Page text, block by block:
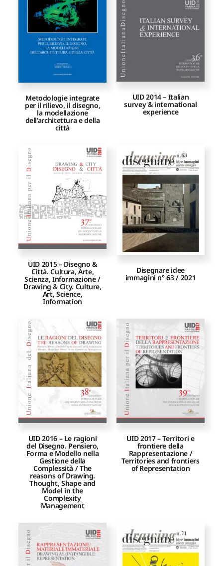
Proposte di pubblicazione
Gangemi Editore
Metodologie integrate
per il rilievo, il disegno,
la modellazione
dell’architettura e della
città
UID 2014 – Italian
survey & international
experience
UID 2015 – Disegno &
Città. Cultura, Arte,
Scienza, Informazione /
Drawing & City. Culture,
Art, Science,
Information
Disegnare idee
immagini n° 63 / 2021
UID 2016 – Le ragioni
del Disegno. Pensiero,
Forma e Modello nella
Gestione della
Complessità / The
reasons of Drawing.
Thought, Shape and
Model in the
Complexity
Management
UID 2017 – Territori e
frontiere della
Rappresentazione /
Territories and frontiers
of Representation